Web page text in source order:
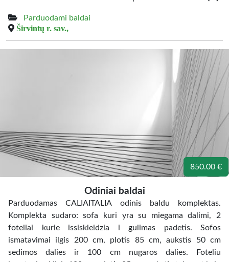
Parduodami baldai
Širvintų r. sav.,
850.00 €
Odiniai baldai
Parduodamas CALIAITALIA odinis baldu komplektas.
Komplekta sudaro: sofa kuri yra su miegama dalimi, 2
foteliai kurie issiskleidzia i gulimas padetis. Sofos
ismatavimai ilgis 200 cm, plotis 85 cm, aukstis 50 cm
sedimos dalies ir 100 cm nugaros dalies. Foteliu